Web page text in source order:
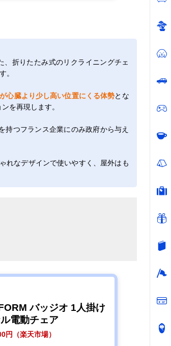
折りたたみ式のリクライニングチェ
。
心臓より少し高い位置にくる体勢とな
を再現します。
持つフランス企業にのみ政府から与え
れなデザインで使いやすく、屋外はも
バッジオ 1人掛け
電動チェア
円（楽天市場）